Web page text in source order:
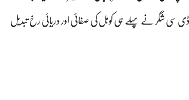
ڈی سی شگر نے پہلے ہی کوہل کی صفائی اور دریائی رخ تبدیل